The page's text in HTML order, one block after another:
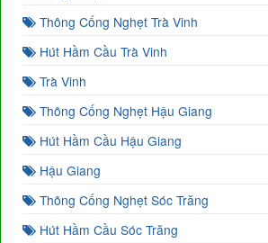
Thông Cống Nghẹt Trà Vinh
Hút Hầm Cầu Trà Vinh
Trà Vinh
Thông Cống Nghẹt Hậu Giang
Hút Hầm Cầu Hậu Giang
Hậu Giang
Thông Cống Nghẹt Sóc Trăng
Hút Hầm Cầu Sóc Trăng